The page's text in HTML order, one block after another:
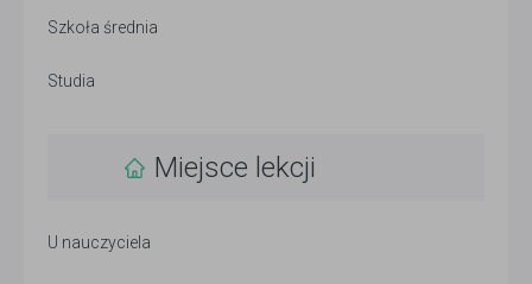
Szkoła średnia
Studia
Miejsce lekcji
U nauczyciela